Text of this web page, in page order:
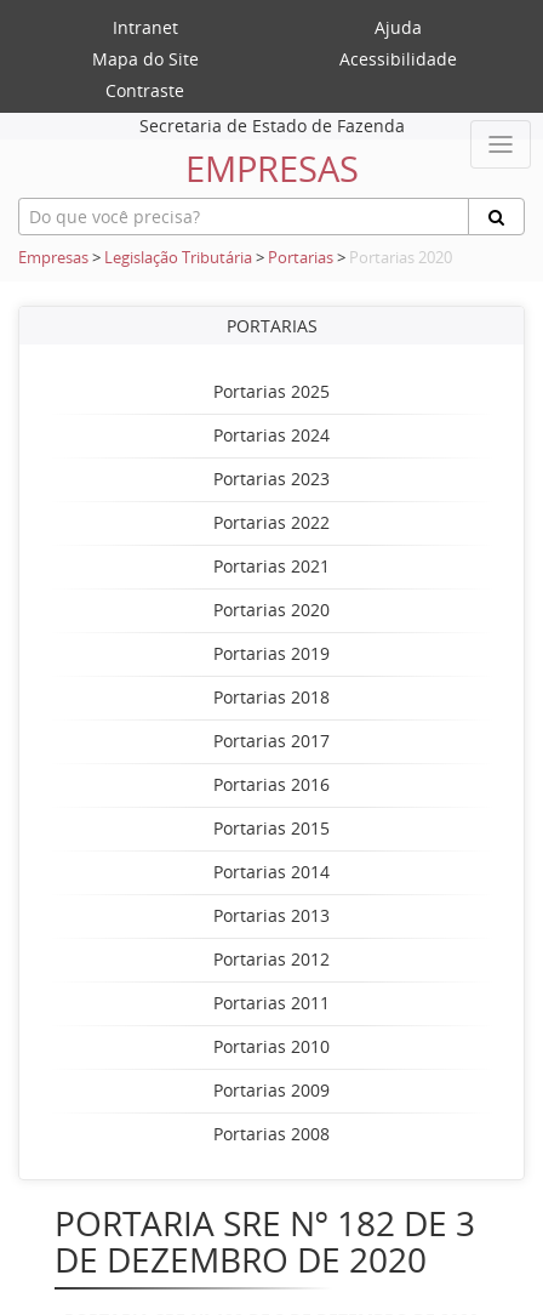
Intranet
Ajuda
Mapa do Site
Acessibilidade
Contraste
Secretaria de Estado de Fazenda
EMPRESAS
Empresas> Legislação Tributária> Portarias> Portarias 2020
PORTARIAS
Portarias 2025
Portarias 2024
Portarias 2023
Portarias 2022
Portarias 2021
Portarias 2020
Portarias 2019
Portarias 2018
Portarias 2017
Portarias 2016
Portarias 2015
Portarias 2014
Portarias 2013
Portarias 2012
Portarias 2011
Portarias 2010
Portarias 2009
Portarias 2008
PORTARIA SRE Nº 182 DE 3
DE DEZEMBRO DE 2020